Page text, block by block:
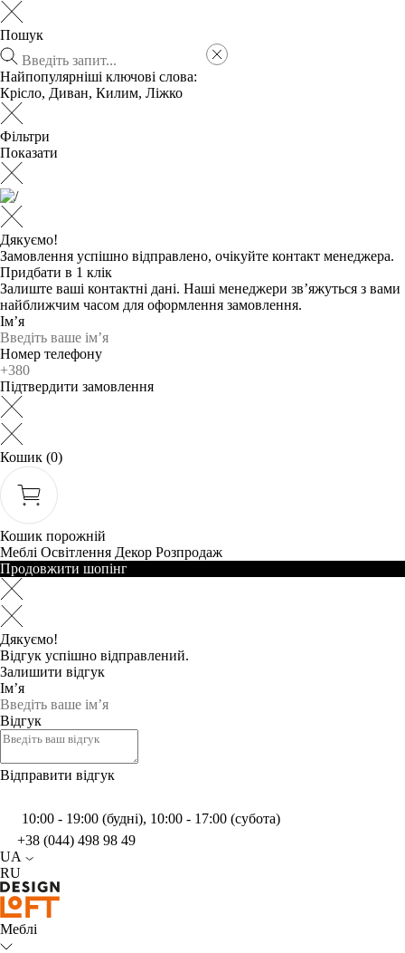
Пошук
Найпопулярніші ключові слова:
Крісло, Диван, Килим, Ліжко
Фільтри
Показати
Дякуємо!
Замовлення успішно відправлено, очікуйте контакт менеджера.
Придбати в 1 клік
Залиште ваші контактні дані. Наші менеджери зв’яжуться з вами
найближчим часом для оформлення замовлення.
Ім’я
Номер телефону
Підтвердити замовлення
Кошик (0)
Кошик порожній
Меблі Освітлення Декор Розпродаж
Продовжити шопінг
Дякуємо!
Відгук успішно відправлений.
Залишити відгук
Ім’я
Відгук
Відправити відгук
10:00 - 19:00 (будні), 10:00 - 17:00 (субота)
+38 (044) 498 98 49
UA
RU
Меблі